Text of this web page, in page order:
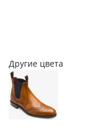
Другие цвета